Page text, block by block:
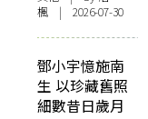
楓 | 2026-07-30
鄧小宇憶施南
生 以珍藏舊照
細數昔日歲月